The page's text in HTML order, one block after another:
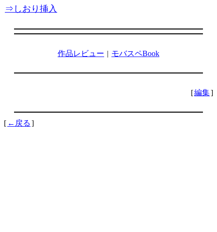
⇒しおり挿入
作品レビュー | モバスペBook
[編集]
[ ←戻る ]